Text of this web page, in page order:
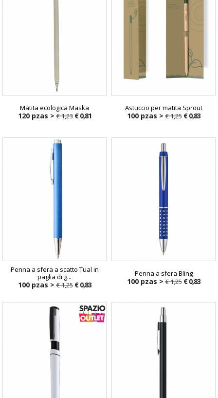
Matita ecologica Maska
120 pzas >€ 1,23 € 0,81
Astuccio per matita Sprout
100 pzas >€ 1,25 € 0,83
Penna a sfera a scatto Tual in
paglia di g...
100 pzas >€ 1,25 € 0,83
Penna a sfera Bling
100 pzas >€ 1,25 € 0,83